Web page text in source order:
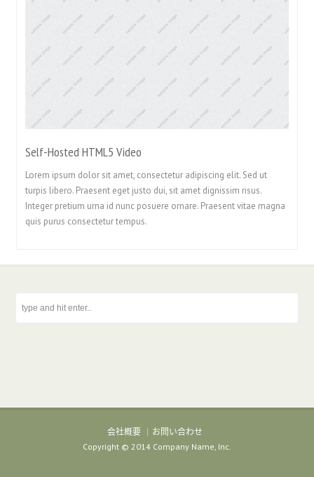
Self-Hosted HTML5 Video
Lorem ipsum dolor sit amet, consectetur adipiscing elit. Sed ut
turpis libero. Praesent eget justo dui, sit amet dignissim risus.
Integer pretium urna id nunc posuere ornare. Praesent vitae magna
quis purus consectetur tempus.
会社概要
お問い合わせ
Copyright © 2014 Company Name, Inc.